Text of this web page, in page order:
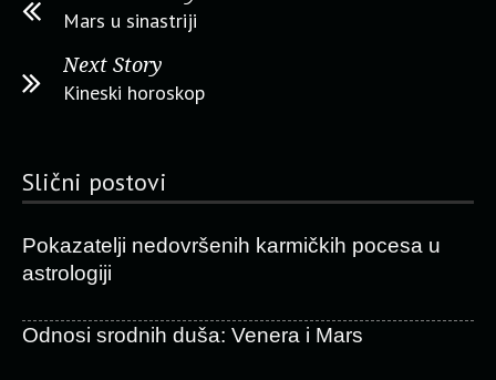
Mars u sinastriji
Next Story
Kineski horoskop
Slični postovi
Pokazatelji nedovršenih karmičkih pocesa u
astrologiji
Odnosi srodnih duša: Venera i Mars